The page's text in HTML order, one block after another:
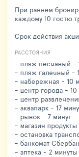
При раннем
каждому 10 гостю
Срок действия
РАССТОЯНИЯ
- пляж песчаный -
- пляж галечный -
- набережная - 10
- центр города - 10
- центр
- аквапарк - 17
- рынок - 7 минут
- магазин продукты
- остановка
- банкомат
- аптека - 2 минуты